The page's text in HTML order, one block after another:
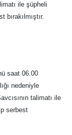
ile şüpheli
saat 06.00
nedeniyle
talimatı ile
serbest